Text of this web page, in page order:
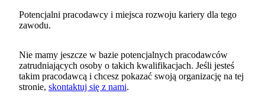
Potencjalni pracodawcy i miejsca rozwoju kariery dla tego
zawodu.
Nie mamy jeszcze w bazie potencjalnych pracodawców
zatrudniających osoby o takich kwalifikacjach. Jeśli jesteś
takim pracodawcą i chcesz pokazać swoją organizację na tej
stronie, skontaktuj się z nami.